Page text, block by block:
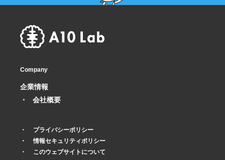
Company
企業情報
会社概要
プライバシーポリシー
情報セキュリティポリシー
このウェブサイトについて